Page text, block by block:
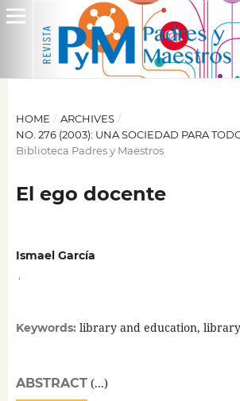
HOME / ARCHIVES /
NO. 276 (2003): UNA SOCIEDAD PARA
Biblioteca Padres y Maestros
El ego docente
Ismael García
Keywords: library and education,
ABSTRACT(...)